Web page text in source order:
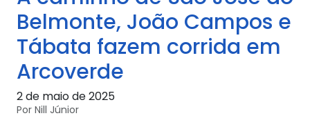
Belmonte, João Campos e
Tábata fazem corrida em
Arcoverde
2 de maio de 2025
Por Nill Júnior